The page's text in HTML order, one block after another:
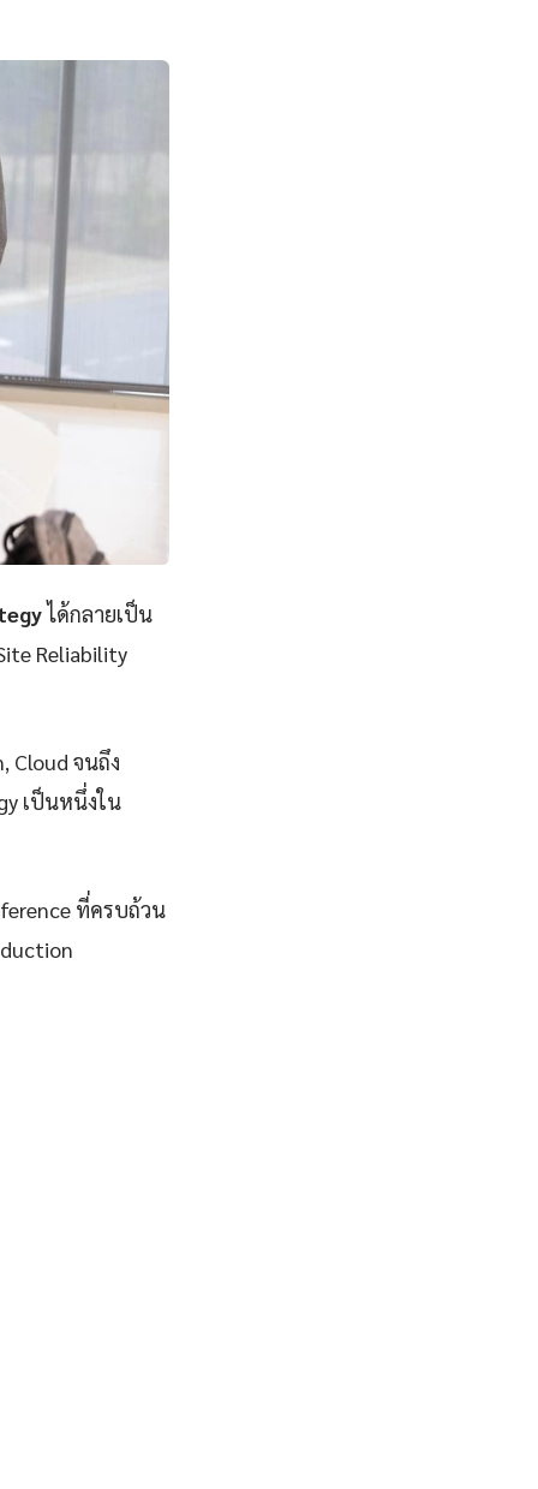
ได้กลายเป็น
Reliability
Cloud จนถึง
เป็นหนึ่งใน
ที่ครบถ้วน